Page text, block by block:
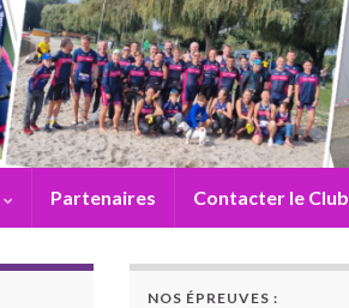
Partenaires Contacter le Club
NOS ÉPREUVES :